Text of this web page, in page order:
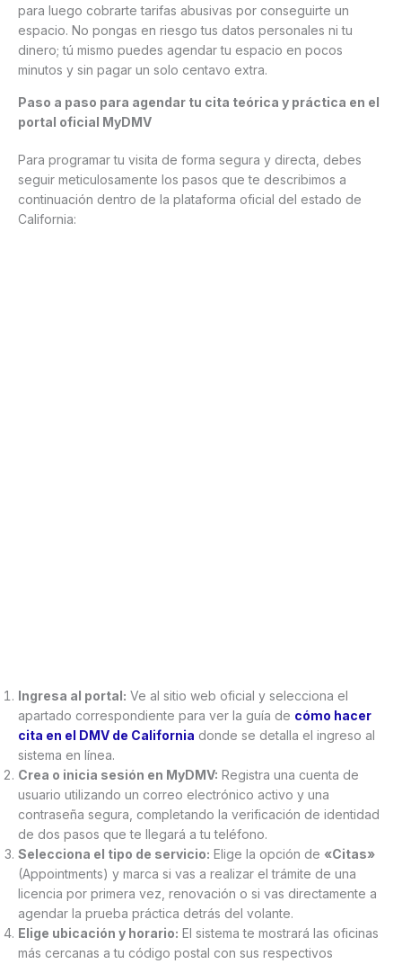
para luego cobrarte tarifas abusivas por conseguirte un
espacio. No pongas en riesgo tus datos personales ni tu
dinero; tú mismo puedes agendar tu espacio en pocos
minutos y sin pagar un solo centavo extra.
Paso a paso para agendar tu cita teórica y práctica en el
portal oficial MyDMV
Para programar tu visita de forma segura y directa, debes
seguir meticulosamente los pasos que te describimos a
continuación dentro de la plataforma oficial del estado de
California:
Ingresa al portal: Ve al sitio web oficial y selecciona el
apartado correspondiente para ver la guía de cómo hacer
cita en el DMV de California donde se detalla el ingreso al
sistema en línea.
Crea o inicia sesión en MyDMV: Registra una cuenta de
usuario utilizando un correo electrónico activo y una
contraseña segura, completando la verificación de identidad
de dos pasos que te llegará a tu teléfono.
Selecciona el tipo de servicio: Elige la opción de «Citas»
(Appointments) y marca si vas a realizar el trámite de una
licencia por primera vez, renovación o si vas directamente a
agendar la prueba práctica detrás del volante.
Elige ubicación y horario: El sistema te mostrará las oficinas
más cercanas a tu código postal con sus respectivos